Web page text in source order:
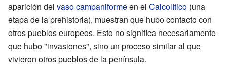
aparición del vaso campaniformeen el Calcolítico (una
etapa de la prehistoria), muestran que hubo contacto con
otros pueblos europeos. Esto no significa necesariamente
que hubo "invasiones", sino un proceso similar al que
vivieron otros pueblos de la península.